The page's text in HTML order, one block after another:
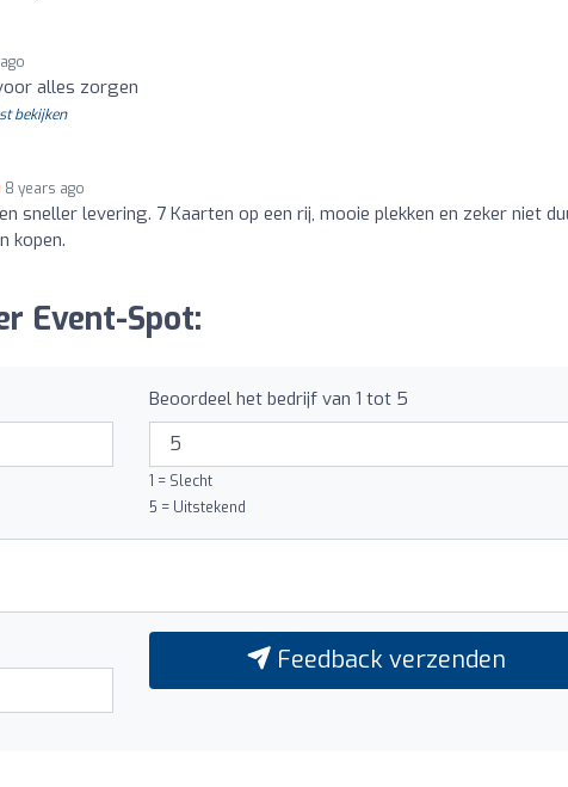
alles zorgen
bekijken
8 years ago
sneller levering. 7 Kaarten op een rij, mooie plekken en zeker niet
kopen.
Event-Spot:
Beoordeel het bedrijf van 1 tot 5
1 = Slecht
5 = Uitstekend
Feedback verzenden